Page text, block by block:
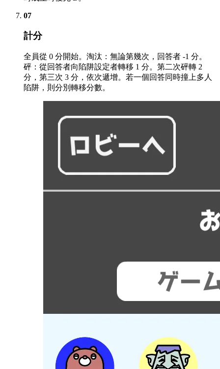
07
計分
全員從 0 分開始。淘汰：無論第幾次，回答者 -1 分。
砰：從回答者向陷阱設定者轉移 1 分。第二次砰轉 2
分，第三次 3 分，依次遞增。若一個回答同時撞上多人
陷阱，則分別轉移分數。